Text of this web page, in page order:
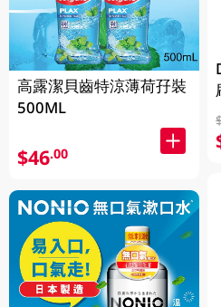
高露潔貝齒特涼薄荷孖裝
500ML
$46.00